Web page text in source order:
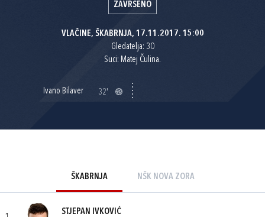
ZAVRŠENO
VLAČINE, ŠKABRNJA, 17.11.2017. 15:00
Gledatelja: 30
Suci: Matej Čulina.
Ivano Bilaver 32'
ŠKABRNJA NŠK NOVA ZORA
STJEPAN IVKOVIĆ